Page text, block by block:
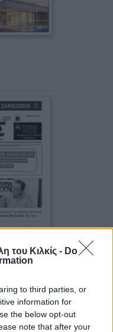
του Κιλκίς - Do
to third parties, or
information for
the below opt-out
note that after your